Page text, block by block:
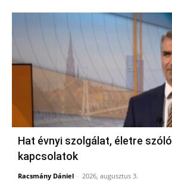
Hat évnyi szolgálat, életre szóló
kapcsolatok
Racsmány Dániel - 2026, augusztus 3.